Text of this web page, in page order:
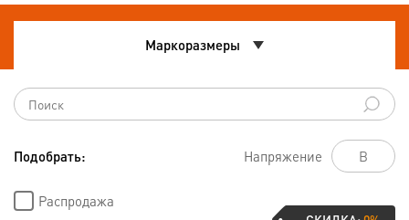
Маркоразмеры
Подобрать: Напряжение
Распродажа